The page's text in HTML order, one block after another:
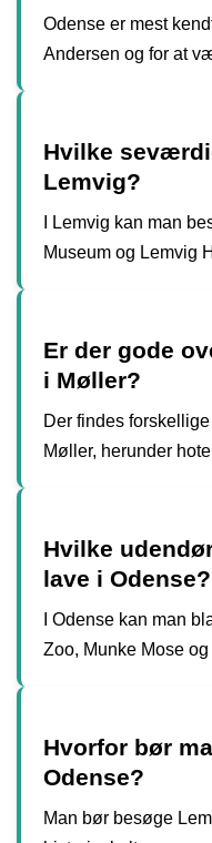
Odense er mest
Andersen og for at
Hvilke
Lemvig?
I Lemvig kan man
Museum og Lemvig
Er der gode
i Møller?
Der findes
Møller, herunder
Hvilke
lave i Odense?
I Odense kan man
Zoo, Munke Mose
Hvorfor bør
Odense?
Man bør besøge